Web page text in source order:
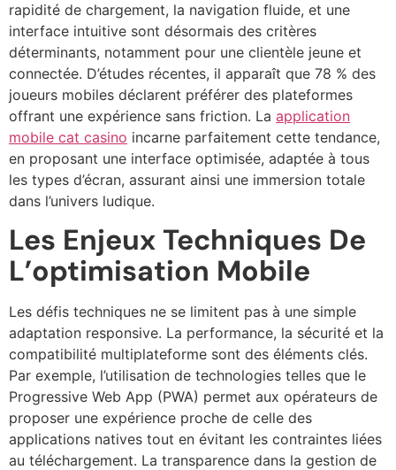
rapidité de chargement, la navigation fluide, et une
interface intuitive sont désormais des critères
déterminants, notamment pour une clientèle jeune et
connectée. D’études récentes, il apparaît que 78 % des
joueurs mobiles déclarent préférer des plateformes
offrant une expérience sans friction. La application
mobile cat casino incarne parfaitement cette tendance,
en proposant une interface optimisée, adaptée à tous
les types d’écran, assurant ainsi une immersion totale
dans l’univers ludique.
Les Enjeux Techniques De
L’optimisation Mobile
Les défis techniques ne se limitent pas à une simple
adaptation responsive. La performance, la sécurité et la
compatibilité multiplateforme sont des éléments clés.
Par exemple, l’utilisation de technologies telles que le
Progressive Web App (PWA) permet aux opérateurs de
proposer une expérience proche de celle des
applications natives tout en évitant les contraintes liées
au téléchargement. La transparence dans la gestion de